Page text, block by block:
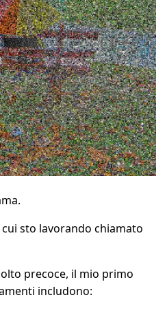
sto lavorando chiamato
precoce, il mio primo
includono: